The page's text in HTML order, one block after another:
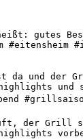
gutes
da und der
und
ruft, der Grill